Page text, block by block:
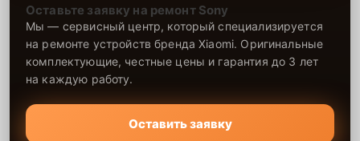
Оставьте заявку на ремонт Sony
Мы — сервисный центр, который специализируется
на ремонте устройств бренда Xiaomi. Оригинальные
комплектующие, честные цены и гарантия до 3 лет
на каждую работу.
Оставить заявку